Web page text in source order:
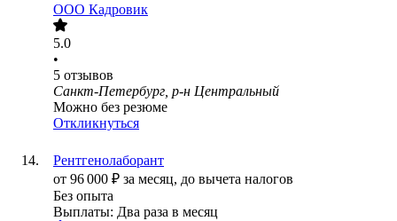
ООО Кадровик
5.0
•
5 отзывов
Санкт-Петербург, р-н Центральный
Можно без резюме
Откликнуться
Рентгенолаборант
от 96 000 ₽ за месяц, до вычета налогов
Без опыта
Выплаты: Два раза в месяц